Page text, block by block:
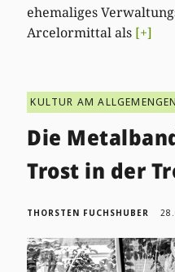
ehemaliges
Arcelormittal als [+]
KULTUR AM ALLGEMENGEN
Die
Trost in der
THORSTEN FUCHSHUBER